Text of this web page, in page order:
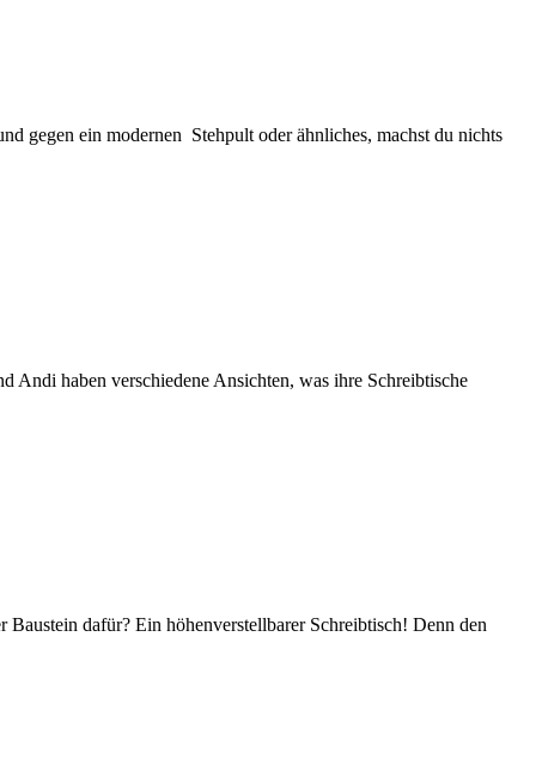
gegen ein modernen Stehpult oder ähnliches, machst du nichts
Andi haben verschiedene Ansichten, was ihre Schreibtische
dafür? Ein höhenverstellbarer Schreibtisch! Denn den